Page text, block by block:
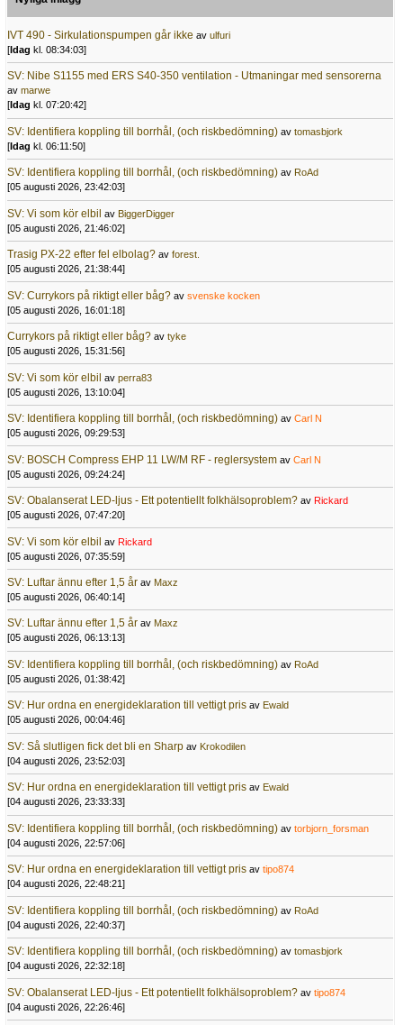
IVT 490 - Sirkulationspumpen går ikke av ulfuri
[Idag kl. 08:34:03]
SV: Nibe S1155 med ERS S40-350 ventilation - Utmaningar med sensorerna
av marwe
[ Idag kl. 07:20:42]
SV: Identifiera koppling till borrhål, (och riskbedömning) av tomasbjork
[Idag kl. 06:11:50]
SV: Identifiera koppling till borrhål, (och riskbedömning) av RoAd
[05 augusti 2026, 23:42:03]
SV: Vi som kör elbil av BiggerDigger
[05 augusti 2026, 21:46:02]
Trasig PX-22 efter fel elbolag? av forest.
[05 augusti 2026, 21:38:44]
SV: Currykors på riktigt eller båg? av svenske kocken
[05 augusti 2026, 16:01:18]
Currykors på riktigt eller båg? av tyke
[05 augusti 2026, 15:31:56]
SV: Vi som kör elbil av perra83
[05 augusti 2026, 13:10:04]
SV: Identifiera koppling till borrhål, (och riskbedömning) av Carl N
[05 augusti 2026, 09:29:53]
SV: BOSCH Compress EHP 11 LW/M RF - reglersystem av Carl N
[05 augusti 2026, 09:24:24]
SV: Obalanserat LED-ljus - Ett potentiellt folkhälsoproblem? av Rickard
[05 augusti 2026, 07:47:20]
SV: Vi som kör elbil av Rickard
[05 augusti 2026, 07:35:59]
SV: Luftar ännu efter 1,5 år av Maxz
[05 augusti 2026, 06:40:14]
SV: Luftar ännu efter 1,5 år av Maxz
[05 augusti 2026, 06:13:13]
SV: Identifiera koppling till borrhål, (och riskbedömning) av RoAd
[05 augusti 2026, 01:38:42]
SV: Hur ordna en energideklaration till vettigt pris av Ewald
[05 augusti 2026, 00:04:46]
SV: Så slutligen fick det bli en Sharp av Krokodilen
[04 augusti 2026, 23:52:03]
SV: Hur ordna en energideklaration till vettigt pris av Ewald
[04 augusti 2026, 23:33:33]
SV: Identifiera koppling till borrhål, (och riskbedömning) av torbjorn_forsman
[04 augusti 2026, 22:57:06]
SV: Hur ordna en energideklaration till vettigt pris av tipo874
[04 augusti 2026, 22:48:21]
SV: Identifiera koppling till borrhål, (och riskbedömning) av RoAd
[04 augusti 2026, 22:40:37]
SV: Identifiera koppling till borrhål, (och riskbedömning) av tomasbjork
[04 augusti 2026, 22:32:18]
SV: Obalanserat LED-ljus - Ett potentiellt folkhälsoproblem? av tipo874
[04 augusti 2026, 22:26:46]